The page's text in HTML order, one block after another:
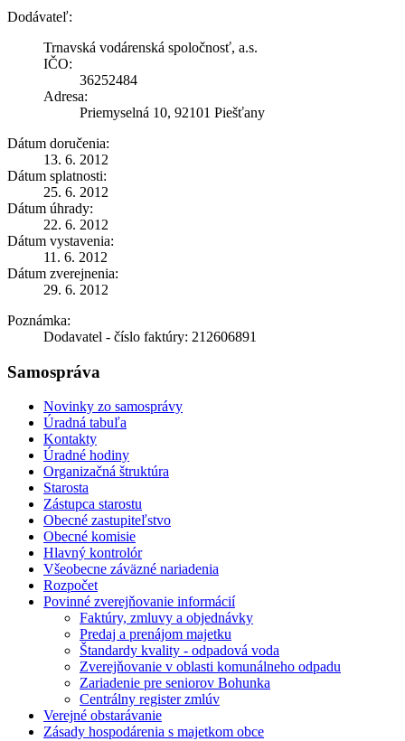
Dodávateľ:
Trnavská vodárenská spoločnosť, a.s.
IČO:
36252484
Adresa:
Priemyselná 10, 92101 Piešťany
Dátum doručenia:
13. 6. 2012
Dátum splatnosti:
25. 6. 2012
Dátum úhrady:
22. 6. 2012
Dátum vystavenia:
11. 6. 2012
Dátum zverejnenia:
29. 6. 2012
Poznámka:
Dodavatel - číslo faktúry: 212606891
Samospráva
Novinky zo samosprávy
Úradná tabuľa
Kontakty
Úradné hodiny
Organizačná štruktúra
Starosta
Zástupca starostu
Obecné zastupiteľstvo
Obecné komisie
Hlavný kontrolór
Všeobecne záväzné nariadenia
Rozpočet
Povinné zverejňovanie informácií
Faktúry, zmluvy a objednávky
Predaj a prenájom majetku
Štandardy kvality - odpadová voda
Zverejňovanie v oblasti komunálneho odpadu
Zariadenie pre seniorov Bohunka
Centrálny register zmlúv
Verejné obstarávanie
Zásady hospodárenia s majetkom obce